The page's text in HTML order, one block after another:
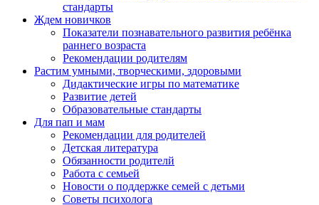
стандарты
Ждем новичков
Показатели познавательного развития ребёнка
раннего возраста
Рекомендации родителям
Растим умными, творческими, здоровыми
Дидактические игры по математике
Развитие детей
Образовательные стандарты
Для пап и мам
Рекомендации для родителей
Детская литература
Обязанности родителй
Работа с семьей
Новости о поддержке семей с детьми
Советы психолога